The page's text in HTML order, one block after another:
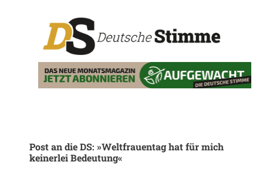
Post an die DS: »Weltfrauentag hat für mich
keinerlei Bedeutung«